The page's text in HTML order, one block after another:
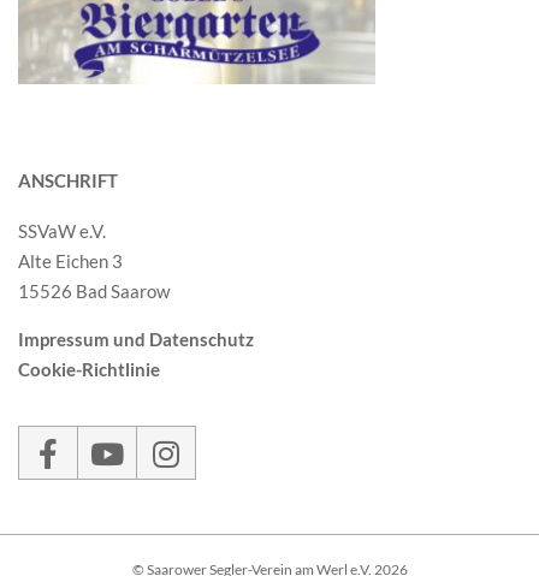
ANSCHRIFT
SSVaW e.V.
Alte Eichen 3
15526 Bad Saarow
Impressum und Datenschutz
Cookie-Richtlinie
© Saarower Segler-Verein am Werl e.V. 2026